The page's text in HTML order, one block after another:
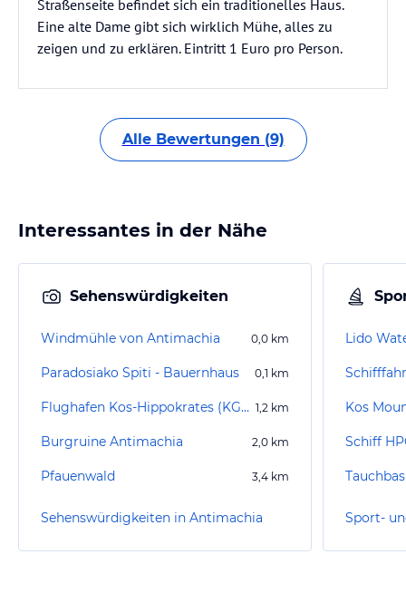
Straßenseite befindet sich ein traditionelles Haus.
Eine alte Dame gibt sich wirklich Mühe, alles zu
zeigen und zu erklären. Eintritt 1 Euro pro Person.
Alle Bewertungen (9)
Interessantes in der Nähe
Sehenswürdigkeiten
Windmühle von Antimachia 0,0 km
Paradosiako Spiti - Bauernhaus 0,1 km
Flughafen Kos-Hippokrates (KGS) 1,2 km
Burgruine Antimachia 2,0 km
Pfauenwald 3,4 km
Sehenswürdigkeiten in Antimachia
Lido
Kos
Schiff